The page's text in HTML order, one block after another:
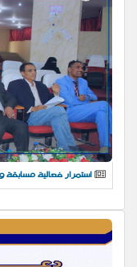
استمرار فعالية